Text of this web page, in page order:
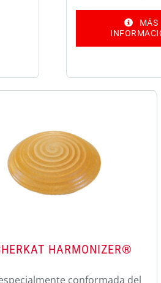
MÁS
HARMONIZER®
conformada del